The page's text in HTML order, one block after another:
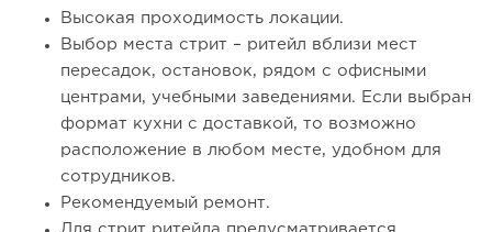
2026 году:...
Высокая проходимость локации.
Выбор места стрит – ритейл вблизи мест
пересадок, остановок, рядом с офисными
центрами, учебными заведениями. Если выбран
формат кухни с доставкой, то возможно
расположение в любом месте, удобном для
сотрудников.
Рекомендуемый ремонт.